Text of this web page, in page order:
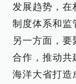
发展趋势，在
制度体系和监
另一方面，要
合作，推动共
海洋大省打造